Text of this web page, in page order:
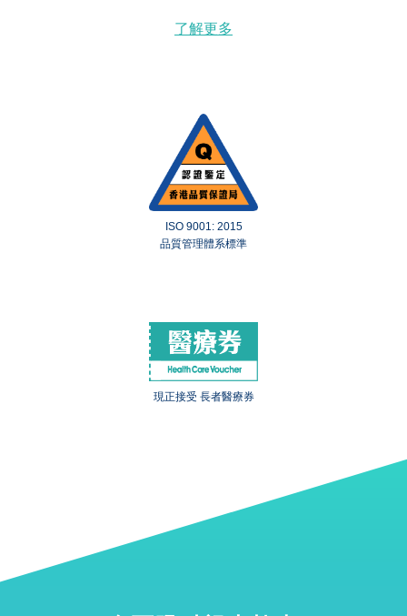
了解更多
ISO 9001: 2015
品質管理體系標準
現正接受 長者醫療券